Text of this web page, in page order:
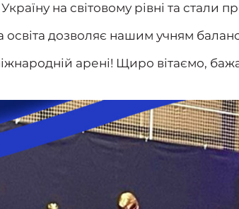
на світовому рівні та стали
освіта дозволяє нашим учням
арені! Щиро вітаємо,